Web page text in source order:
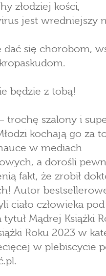
złodziej kości,
jest wredniejszy
dać się chorobom,
będzie z tobą!
trochę szalony i
kochają go za
w mediach
a dorośli
fakt, że zrobił
Autor
ciało człowieka pod
tytuł Mądrej Książki
Roku 2023 w
w plebiscycie